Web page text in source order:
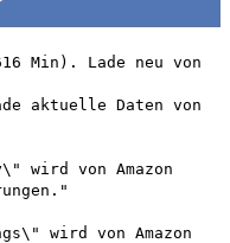
Min). Lade neu von
aktuelle Daten von
wird von Amazon
wird von Amazon